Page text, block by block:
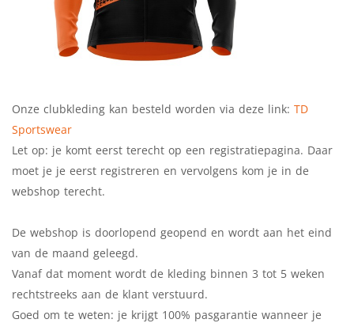
Onze clubkleding kan besteld worden via deze link: TD
Sportswear
Let op: je komt eerst terecht op een registratiepagina. Daar
moet je je eerst registreren en vervolgens kom je in de
webshop terecht.
De webshop is doorlopend geopend en wordt aan het eind
van de maand geleegd.
Vanaf dat moment wordt de kleding binnen 3 tot 5 weken
rechtstreeks aan de klant verstuurd.
Goed om te weten: je krijgt 100% pasgarantie wanneer je